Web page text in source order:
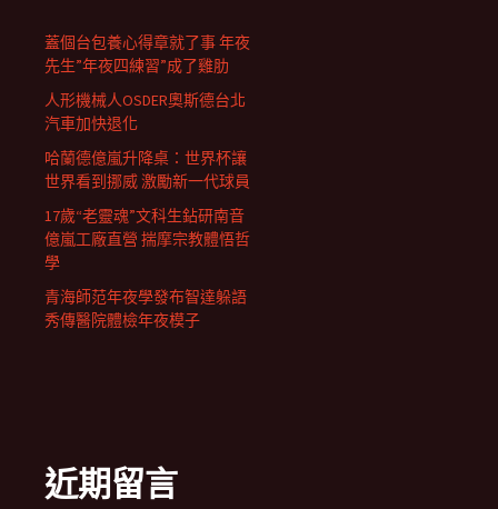
蓋個台包養心得章就了事 年夜
先生”年夜四練習”成了雞肋
人形機械人OSDER奧斯德台北
汽車加快退化
哈蘭德億嵐升降桌：世界杯讓
世界看到挪威 激勵新一代球員
17歲“老靈魂”文科生鉆研南音
億嵐工廠直營 揣摩宗教體悟哲
學
青海師范年夜學發布智達躲語
秀傳醫院體檢年夜模子
近期留言